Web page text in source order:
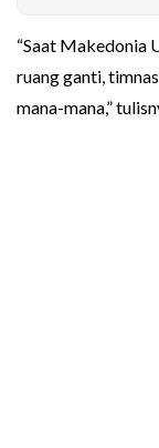
“Saat Makedonia
ruang ganti,
mana-mana,”